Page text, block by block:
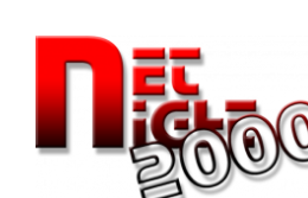
Inhalt
springen